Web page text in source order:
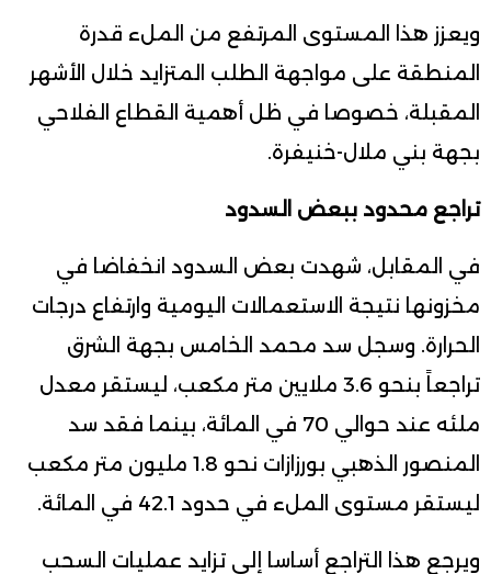
ويعزز هذا المستوى المرتفع من الملء قدرة
المنطقة على مواجهة الطلب المتزايد خلال الأشهر
المقبلة، خصوصا في ظل أهمية القطاع الفلاحي
بجهة بني ملال-خنيفرة.
تراجع محدود ببعض السدود
في المقابل، شهدت بعض السدود انخفاضا في
مخزونها نتيجة الاستعمالات اليومية وارتفاع درجات
الحرارة. وسجل سد محمد الخامس بجهة الشرق
تراجعاً بنحو 3.6 ملايين متر مكعب، ليستقر معدل
ملئه عند حوالي 70 في المائة، بينما فقد سد
المنصور الذهبي بورزازات نحو 1.8 مليون متر مكعب
ليستقر مستوى الملء في حدود 42.1 في المائة.
ويرجع هذا التراجع أساسا إلى تزايد عمليات السحب